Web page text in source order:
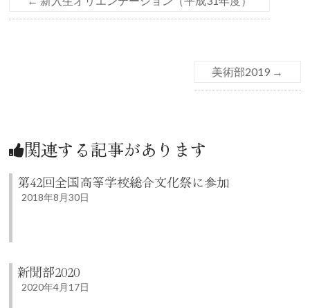
美術部2019 →
関連する記事があります
第42回全国高等学校総合文化祭に参加
2018年8月30日
新聞部2020
2020年4月17日